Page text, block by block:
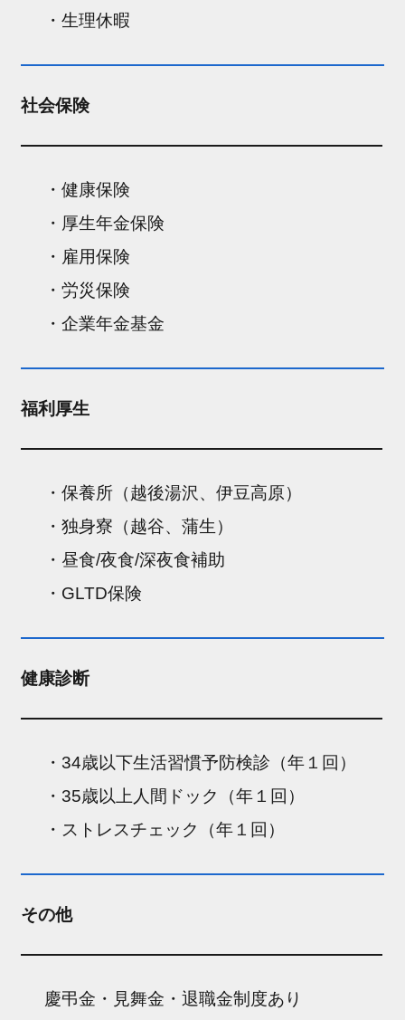
・生理休暇
社会保険
・健康保険
・厚生年金保険
・雇用保険
・労災保険
・企業年金基金
福利厚生
・保養所（越後湯沢、伊豆高原）
・独身寮（越谷、蒲生）
・昼食/夜食/深夜食補助
・GLTD保険
健康診断
・34歳以下生活習慣予防検診（年１回）
・35歳以上人間ドック（年１回）
・ストレスチェック（年１回）
その他
慶弔金・見舞金・退職金制度あり